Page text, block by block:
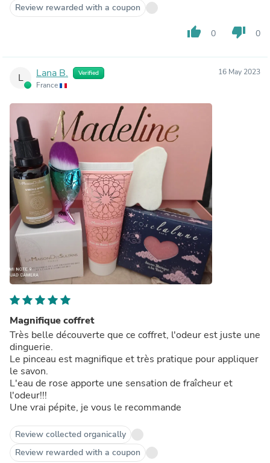
Review rewarded with a coupon
thumb_up 0 thumb_down 0
L Lana B. Verified
France
16 May 2023
Magnifique coffret
Très belle découverte que ce coffret, l'odeur est juste une
dinguerie.
Le pinceau est magnifique et très pratique pour appliquer
le savon.
L'eau de rose apporte une sensation de fraîcheur et
l'odeur!!!
Une vrai pépite, je vous le recommande
Review collected organically
Review rewarded with a coupon